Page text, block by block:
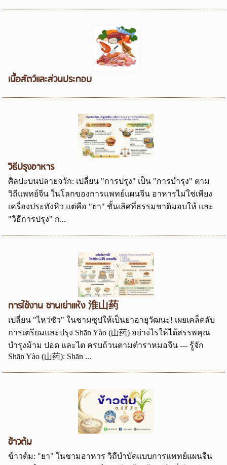
เนื้อสัตว์และส่วนประกอบ
วิธีปรุงอาหาร
ศิลปะบนปลายจวัก: เปลี่ยน "การปรุง" เป็น "การบำรุง" ตาม
วิถีแพทย์จีน ในโลกของการแพทย์แผนจีน อาหารไม่ใช่เพียง
เครื่องประทังหิว แต่คือ "ยา" ชั้นเลิศที่ธรรมชาติมอบให้ และ
"วิธีการปรุง" ก...
การใช้งาน ซานเย่าแห้ง 淮山药
เปลี่ยน "ไหว่ซัว" ในชามซุปให้เป็นยาอายุวัฒนะ! เผยเคล็ดลับ
การเตรียมและปรุง Shān Yào (山药) อย่างไรให้ได้สรรพคุณ
บำรุงม้าม ปอด และไต ครบถ้วนตามตำราหมอจีน --- รู้จัก
Shān Yào (山药): Shān ...
ข้าวต้ม
ข้าวต้ม: "ยา" ในชามอาหาร วิถีบำบัดแบบการแพทย์แผนจีน